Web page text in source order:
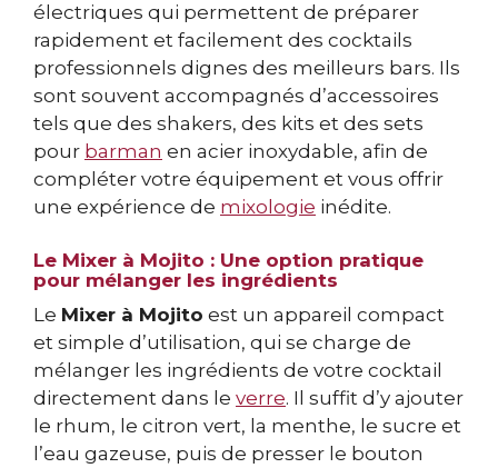
électriques qui permettent de préparer
rapidement et facilement des cocktails
professionnels dignes des meilleurs bars. Ils
sont souvent accompagnés d’accessoires
tels que des shakers, des kits et des sets
pour barman en acier inoxydable, afin de
compléter votre équipement et vous offrir
une expérience de mixologie inédite.
Le Mixer à Mojito : Une option pratique
pour mélanger les ingrédients
Le Mixer à Mojito est un appareil compact
et simple d’utilisation, qui se charge de
mélanger les ingrédients de votre cocktail
directement dans le verre. Il suffit d’y ajouter
le rhum, le citron vert, la menthe, le sucre et
l’eau gazeuse, puis de presser le bouton